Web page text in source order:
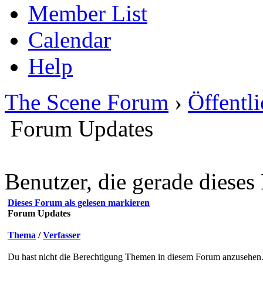
Member List
Calendar
Help
The Scene Forum ›
Forum Updates
Benutzer, die gerade
Dieses Forum als gelesen markieren
Forum Updates
Thema /Verfasser
Du hast nicht die Berechtigung Themen in diesem Forum anzusehen.